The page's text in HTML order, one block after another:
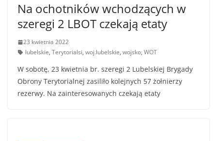
Na ochotników wchodzących w
szeregi 2 LBOT czekają etaty
23 kwietnia 2022
lubelskie, Terytorialsi, woj.lubelskie, wojsko, WOT
W sobotę, 23 kwietnia br. szeregi 2 Lubelskiej Brygady
Obrony Terytorialnej zasiliło kolejnych 57 żołnierzy
rezerwy. Na zainteresowanych czekają etaty